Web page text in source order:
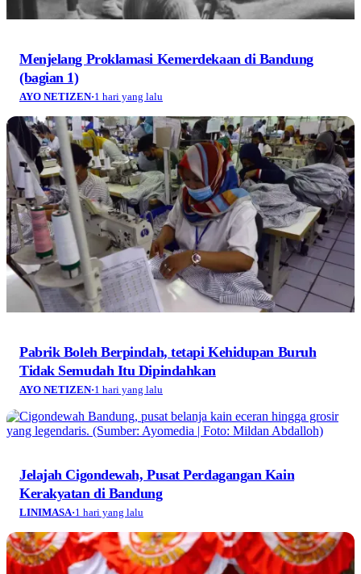
Menjelang Proklamasi Kemerdekaan di Bandung
(bagian 1)
AYO NETIZEN·1 hari yang lalu
Pabrik Boleh Berpindah, tetapi Kehidupan Buruh
Tidak Semudah Itu Dipindahkan
AYO NETIZEN·1 hari yang lalu
Jelajah Cigondewah, Pusat Perdagangan Kain
Kerakyatan di Bandung
LINIMASA·1 hari yang lalu